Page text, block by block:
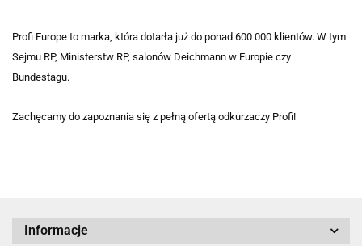
Profi Europe to marka, która dotarła już do ponad 600 000 klientów. W tym
Sejmu RP, Ministerstw RP, salonów Deichmann w Europie czy
Bundestagu.
Zachęcamy do zapoznania się z pełną ofertą odkurzaczy Profi!
Informacje